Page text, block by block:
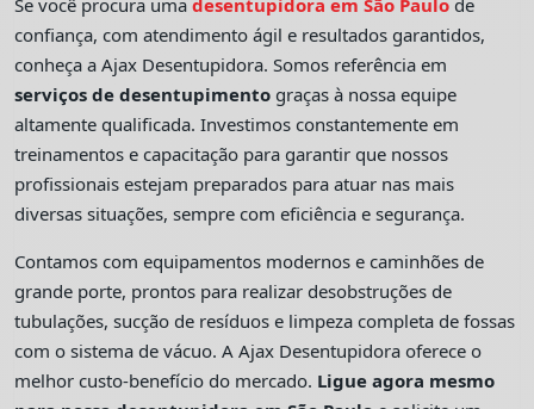
Se você procura umadesentupidora em São Paulo de
confiança, com atendimento ágil e resultados garantidos,
conheça a Ajax Desentupidora. Somos referência em
serviços de desentupimento graças à nossa equipe
altamente qualificada. Investimos constantemente em
treinamentos e capacitação para garantir que nossos
profissionais estejam preparados para atuar nas mais
diversas situações, sempre com eficiência e segurança.
Contamos com equipamentos modernos e caminhões de
grande porte, prontos para realizar desobstruções de
tubulações, sucção de resíduos e limpeza completa de fossas
com o sistema de vácuo. A Ajax Desentupidora oferece o
melhor custo-benefício do mercado. Ligue agora mesmo